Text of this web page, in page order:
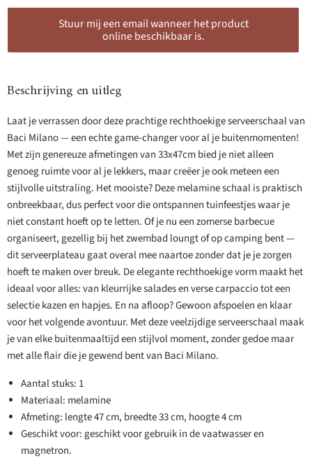
Stuur mij een email wanneer het product
online beschikbaar is.
Beschrijving en uitleg
Laat je verrassen door deze prachtige rechthoekige serveerschaal van
Baci Milano — een echte game-changer voor al je buitenmomenten!
Met zijn genereuze afmetingen van 33x47cm bied je niet alleen
genoeg ruimte voor al je lekkers, maar creëer je ook meteen een
stijlvolle uitstraling. Het mooiste? Deze melamine schaal is praktisch
onbreekbaar, dus perfect voor die ontspannen tuinfeestjes waar je
niet constant hoeft op te letten. Of je nu een zomerse barbecue
organiseert, gezellig bij het zwembad loungt of op camping bent —
dit serveerplateau gaat overal mee naartoe zonder dat je je zorgen
hoeft te maken over breuk. De elegante rechthoekige vorm maakt het
ideaal voor alles: van kleurrijke salades en verse carpaccio tot een
selectie kazen en hapjes. En na afloop? Gewoon afspoelen en klaar
voor het volgende avontuur. Met deze veelzijdige serveerschaal maak
je van elke buitenmaaltijd een stijlvol moment, zonder gedoe maar
met alle flair die je gewend bent van Baci Milano.
Aantal stuks: 1
Materiaal: melamine
Afmeting: lengte 47 cm, breedte 33 cm, hoogte 4 cm
Geschikt voor: geschikt voor gebruik in de vaatwasser en
magnetron.